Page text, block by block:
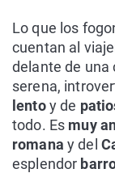
Lo que los
cuentan al
delante de una
serena,
lentoy de
todo. Es muy
romana y del
esplendor